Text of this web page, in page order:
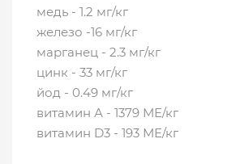
медь - 1.2 мг/кг
железо -16 мг/кг
марганец - 2.3 мг/кг
цинк - 33 мг/кг
йод - 0.49 мг/кг
витамин А - 1379 МЕ/кг
витамин D3 - 193 МЕ/кг